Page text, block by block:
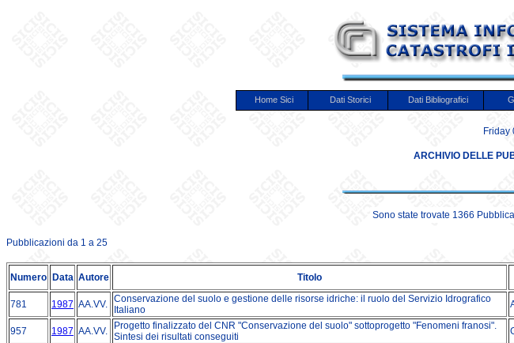
Friday
ARCHIVIO DELLE
Sono state trovate 1366
Pubblicazioni da 1 a 25
Numero Data Autore Titolo
781
1987 AA.VV. Conservazione del suolo e gestione delle risorse idriche: il ruolo del Servizio Idrografico
Italiano
957 1987 AA.VV.
Progetto finalizzato del CNR "Conservazione del suolo" sottoprogetto "Fenomeni franosi".
Sintesi dei risultati conseguiti
Home Sici Dati Storici Dati Bibliografici